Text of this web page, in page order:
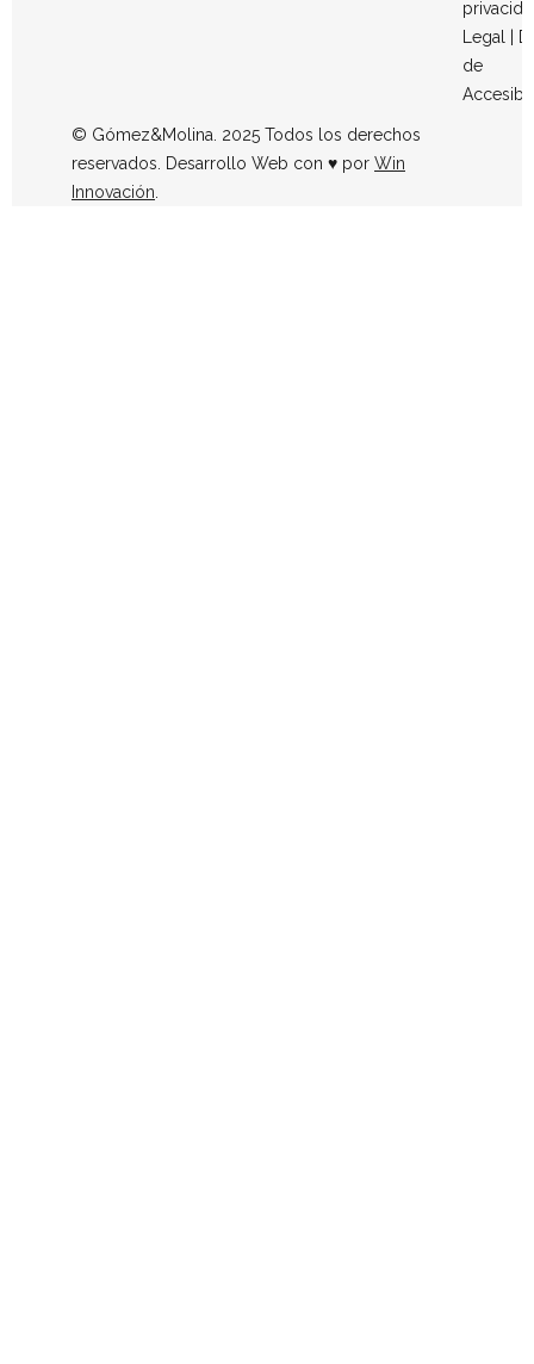
Legal
de
© Gómez&Molina. 2025 Todos los derechos
reservados. Desarrollo Web con ♥ por Win
Innovación